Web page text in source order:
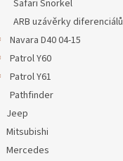
Safari Snorkel
ARB uzávěrky diferenciálů
Navara D40 04-15
Patrol Y60
Patrol Y61
Pathfinder
Jeep
Mitsubishi
Mercedes